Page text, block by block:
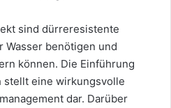
sind dürreresistente
Wasser benötigen und
können. Die Einführung
stellt eine wirkungsvolle
dar. Darüber